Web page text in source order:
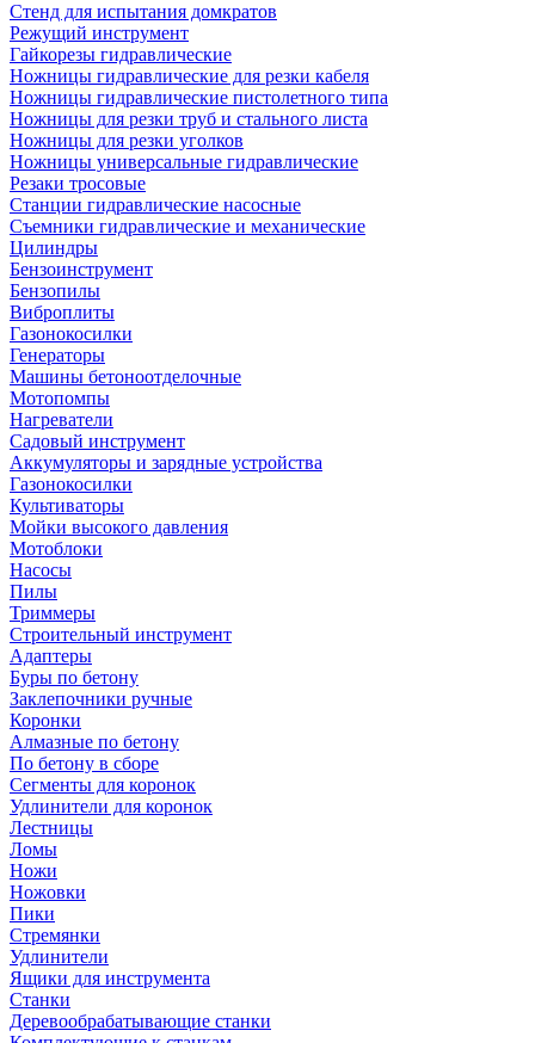
Стенд для испытания домкратов
Режущий инструмент
Гайкорезы гидравлические
Ножницы гидравлические для резки кабеля
Ножницы гидравлические пистолетного типа
Ножницы для резки труб и стального листа
Ножницы для резки уголков
Ножницы универсальные гидравлические
Резаки тросовые
Станции гидравлические насосные
Съемники гидравлические и механические
Цилиндры
Бензоинструмент
Бензопилы
Виброплиты
Газонокосилки
Генераторы
Машины бетоноотделочные
Мотопомпы
Нагреватели
Садовый инструмент
Аккумуляторы и зарядные устройства
Газонокосилки
Культиваторы
Мойки высокого давления
Мотоблоки
Насосы
Пилы
Триммеры
Строительный инструмент
Адаптеры
Буры по бетону
Заклепочники ручные
Коронки
Алмазные по бетону
По бетону в сборе
Сегменты для коронок
Удлинители для коронок
Лестницы
Ломы
Ножи
Ножовки
Пики
Стремянки
Удлинители
Ящики для инструмента
Станки
Деревообрабатывающие станки